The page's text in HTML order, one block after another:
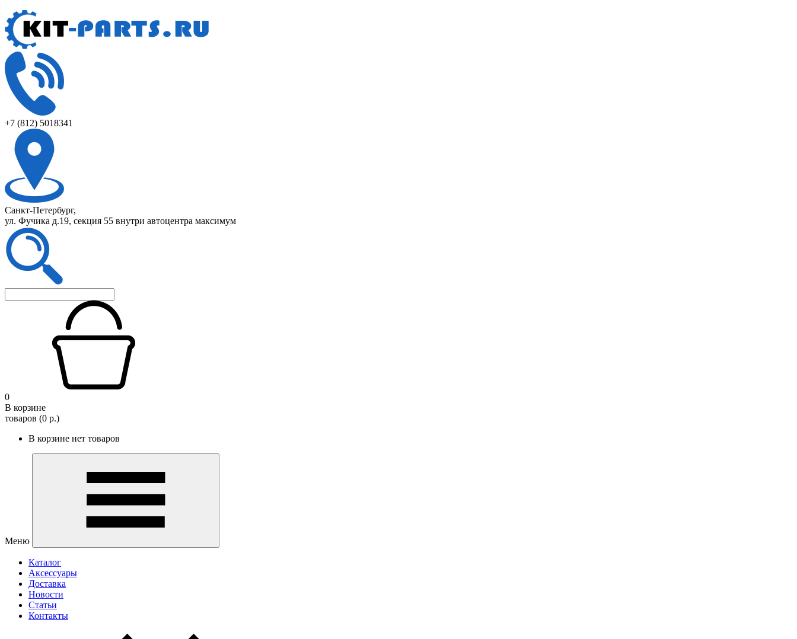
+7 (812) 5018341
Санкт-Петербург,
ул. Фучика д.19, секция 55 внутри автоцентра максимум
0
В корзине
товаров (0 р.)
В корзине нет товаров
Меню
Каталог
Аксессуары
Доставка
Новости
Статьи
Контакты